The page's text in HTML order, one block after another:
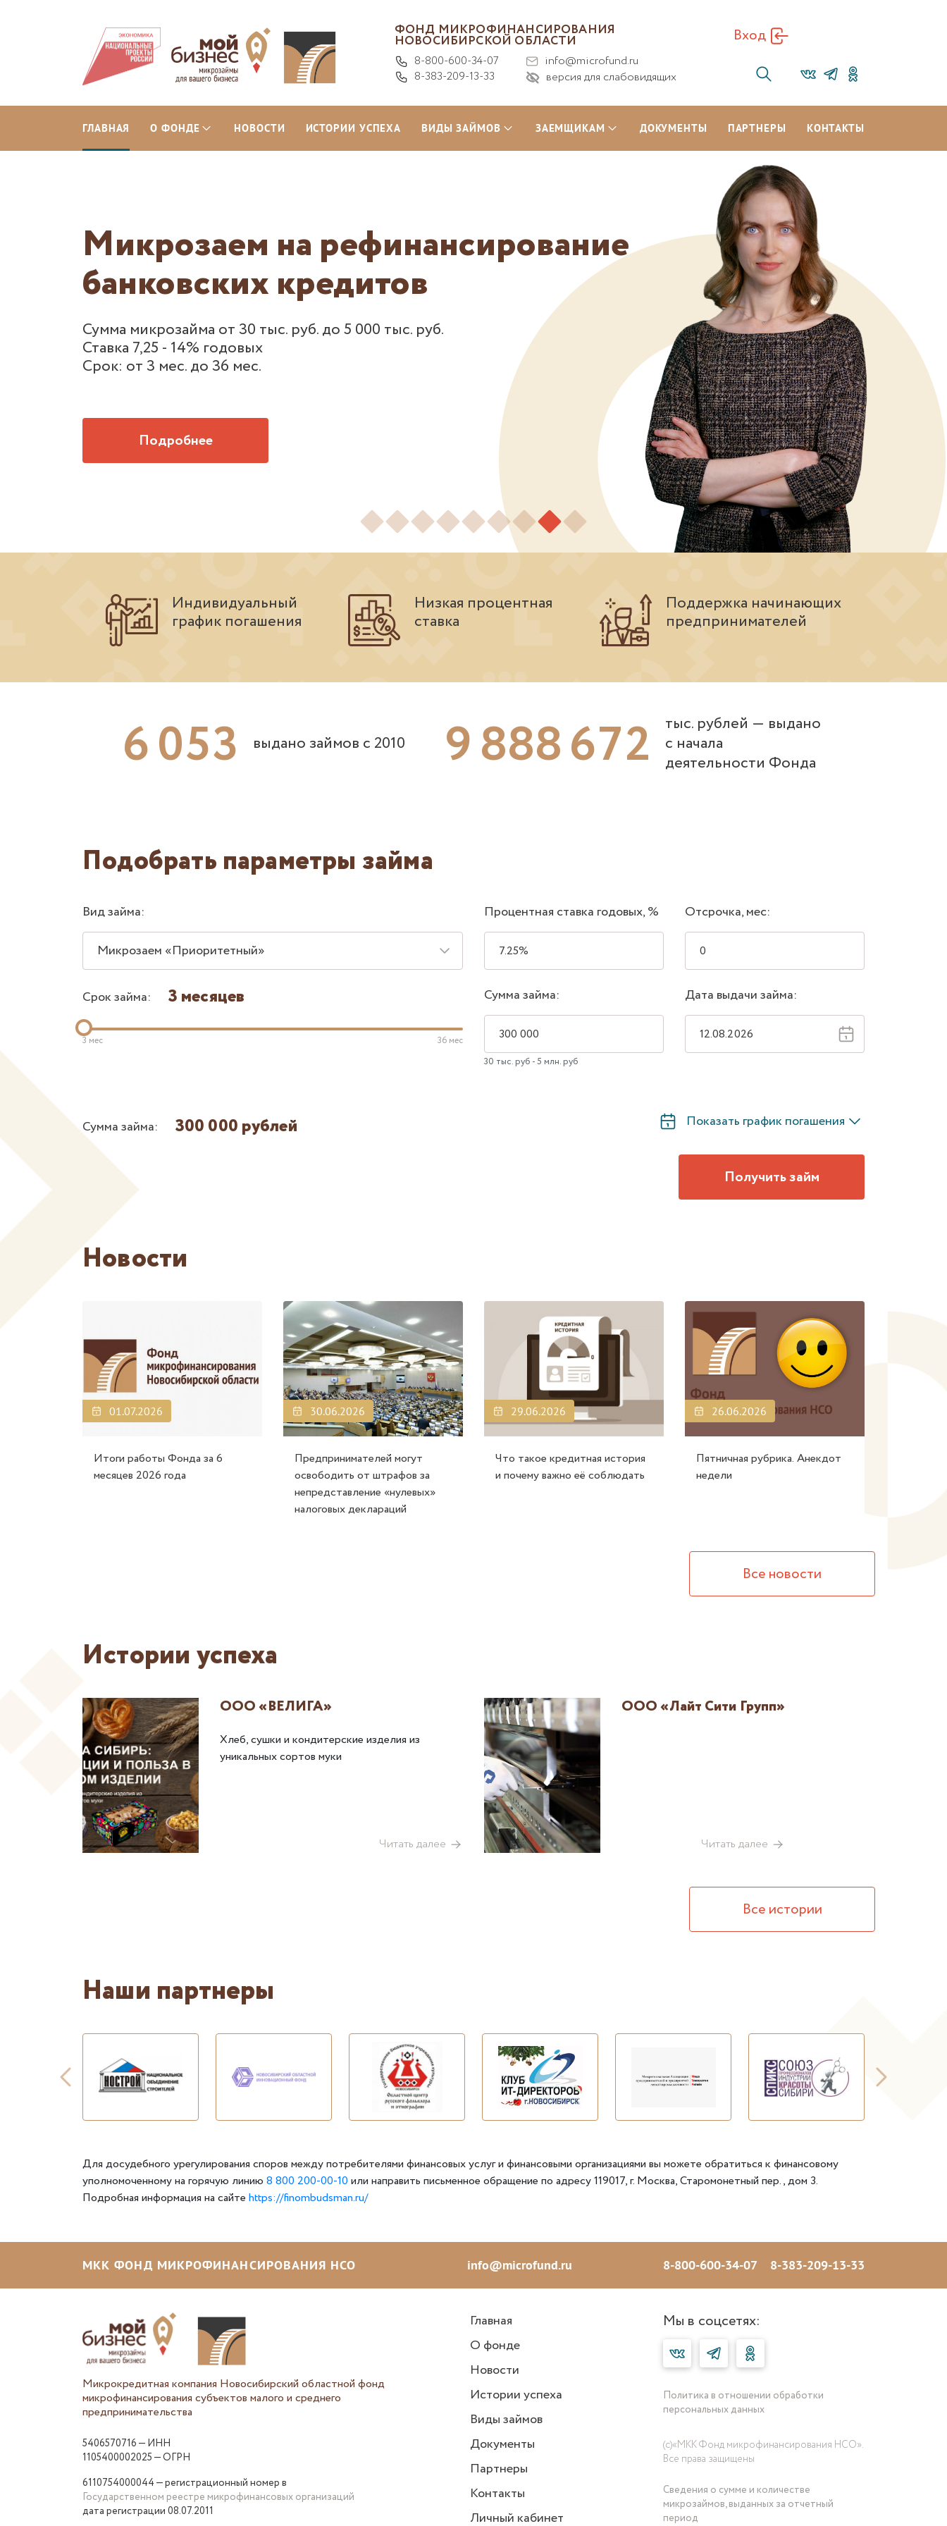
ФОНД МИКРОФИНАНСИРОВАНИЯ
НОВОСИБИРСКОЙ ОБЛАСТИ
8-800-600-34-07
8-383-209-13-33
info@microfund.ru
версия для слабовидящих
Вход
ГЛАВНАЯ О ФОНДЕ НОВОСТИ ИСТОРИИ УСПЕХА ВИДЫ ЗАЙМОВ ЗАЕМЩИКАМ ДОКУМЕНТЫ ПАРТНЕРЫ КОНТАКТЫ
Микрозаем на рефинансирование
банковских кредитов
Сумма микрозайма от 30 тыс. руб. до 5 000 тыс. руб.
Ставка 7,25 - 14% годовых
Срок: от 3 мес. до 36 мес.
Подробнее
Индивидуальный
график погашения
Низкая процентная
ставка
Поддержка начинающих
предпринимателей
6053 выдано займов с 2010 9888672
тыс. рублей ― выдано
с начала
деятельности Фонда
Подобрать параметры займа
Вид займа:
Микрозаем «Приоритетный»
Срок займа: 3 месяцев
3 мес 36 мес
Сумма займа: 300 000 рублей
Процентная ставка годовых, % Отсрочка, мес:
Сумма займа:
30 тыс. руб - 5 млн. руб
Дата выдачи займа:
Показать график погашения
Получить займ
Новости
01.07.2026
Итоги работы Фонда за 6
месяцев 2026 года
30.06.2026
Предпринимателей могут
освободить от штрафов за
непредставление «нулевых»
налоговых деклараций
29.06.2026
Что такое кредитная история
и почему важно её соблюдать
26.06.2026
Пятничная рубрика. Анекдот
недели
Все новости
Истории успеха
ООО «ВЕЛИГА»
Хлеб, сушки и кондитерские изделия из
уникальных сортов муки
Читать далее
ООО «Лайт Сити Групп»
Читать далее
Все истории
Наши партнеры
Для досудебного урегулирования споров между потребителями финансовых услуг и финансовыми организациями вы можете обратиться к финансовому
уполномоченному на горячую линию 8 800 200-00-10 или направить письменное обращение по адресу 119017, г. Москва, Старомонетный пер., дом 3.
Подробная информация на сайте https://finombudsman.ru/
МКК ФОНД МИКРОФИНАНСИРОВАНИЯ НСО info@microfund.ru 8-800-600-34-07 8-383-209-13-33
Микрокредитная компания Новосибирский областной фонд
микрофинансирования субъектов малого и среднего
предпринимательства
5406570716 — ИНН
1105400002025 — ОГРН
6110754000044 — регистрационный номер в
Государственном реестре микрофинансовых организаций
дата регистрации 08.07.2011
Главная
О фонде
Новости
Истории успеха
Виды займов
Документы
Партнеры
Контакты
Личный кабинет
Мы в соцсетях:
Политика в отношении обработки
персональных данных
(с)«МКК Фонд микрофинансирования НСО».
Все права защищены
Сведения о сумме и количестве
микрозаймов, выданных за отчетный
период